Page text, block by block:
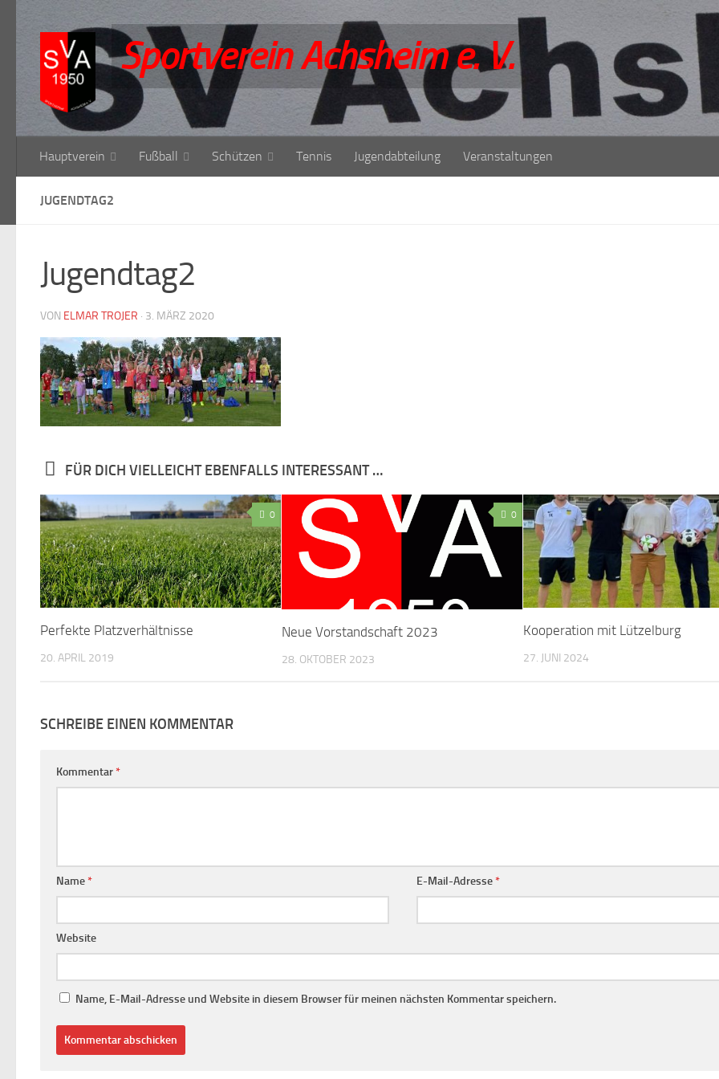
Zum Inhalt springen
Sportverein Achsheim e. V.
Hauptverein Fußball Schützen Tennis Jugendabteilung Veranstaltungen
JUGENDTAG2
Jugendtag2
VON ELMAR TROJER · 3. MÄRZ 2020
FÜR DICH VIELLEICHT EBENFALLS INTERESSANT …
0
Perfekte Platzverhältnisse
20. APRIL 2019
0
Neue Vorstandschaft 2023
28. OKTOBER 2023
Kooperation mit Lützelburg
27. JUNI 2024
SCHREIBE EINEN KOMMENTAR
Kommentar*
Name* E-Mail-Adresse*
Website
Name, E-Mail-Adresse und Website in diesem Browser für meinen nächsten Kommentar speichern.